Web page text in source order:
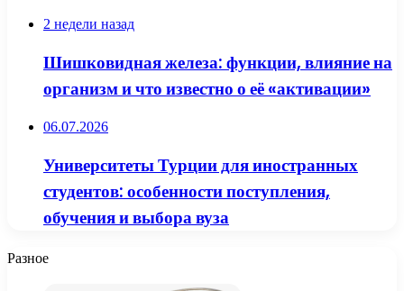
2 недели назад
Шишковидная железа: функции, влияние на
организм и что известно о её «активации»
06.07.2026
Университеты Турции для иностранных
студентов: особенности поступления,
обучения и выбора вуза
Разное